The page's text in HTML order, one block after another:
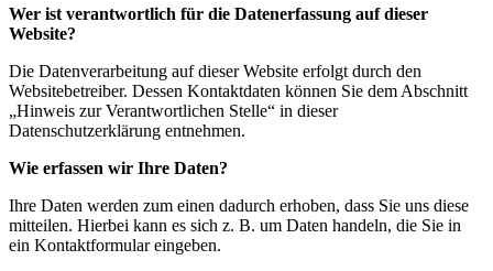
Wer ist verantwortlich für die Datenerfassung auf dieser
Website?
Die Datenverarbeitung auf dieser Website erfolgt durch den
Websitebetreiber. Dessen Kontaktdaten können Sie dem Abschnitt
„Hinweis zur Verantwortlichen Stelle“ in dieser
Datenschutzerklärung entnehmen.
Wie erfassen wir Ihre Daten?
Ihre Daten werden zum einen dadurch erhoben, dass Sie uns diese
mitteilen. Hierbei kann es sich z. B. um Daten handeln, die Sie in
ein Kontaktformular eingeben.